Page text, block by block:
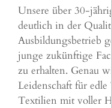
Unsere über 30-
deutlich in der
Ausbildungsbetrieb
junge zukünftige
zu erhalten. Genau
Leidenschaft für
Textilien mit voller